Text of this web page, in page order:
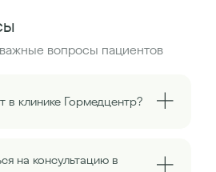
вопросы пациентов
в клинике Гормедцентр?
на консультацию в